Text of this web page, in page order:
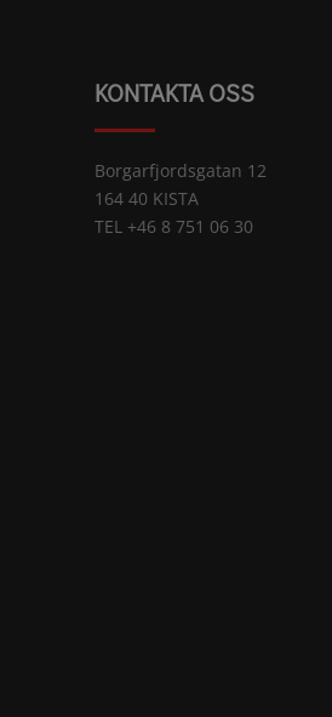
KONTAKTA OSS
Borgarfjordsgatan 12
164 40 KISTA
TEL +46 8 751 06 30